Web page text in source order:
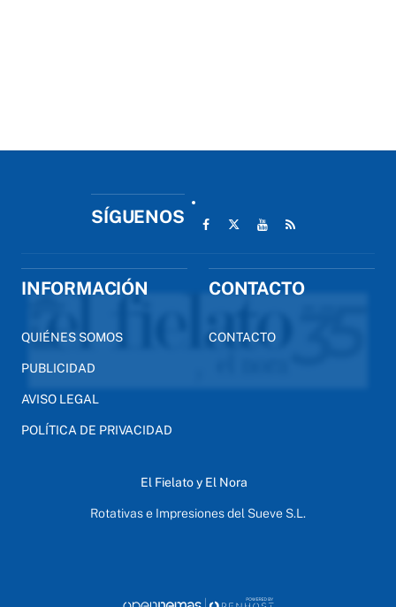
SÍGUENOS
INFORMACIÓN
QUIÉNES SOMOS
PUBLICIDAD
AVISO LEGAL
POLÍTICA DE PRIVACIDAD
CONTACTO
CONTACTO
El Fielato y El Nora
Rotativas e Impresiones del Sueve S.L.